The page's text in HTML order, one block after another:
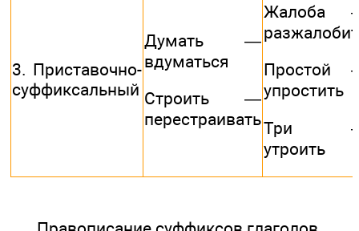
3. Приставочно-
суффиксальный
Думать —
вдуматься
Строить —
перестраивать
Жалоба
Простой
упростить
Три
утроить